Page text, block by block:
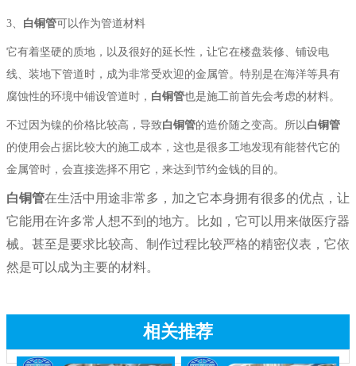
3、 白铜管可以作为管道材料
它有着坚硬的质地，以及很好的延长性，让它在楼盘装修、铺设电
线、装地下管道时，成为非常受欢迎的金属管。特别是在海洋等具有
腐蚀性的环境中铺设管道时， 白铜管也是施工前首先会考虑的材料。
不过因为镍的价格比较高，导致白铜管的造价随之变高。所以白铜管
的使用会占据比较大的施工成本，这也是很多工地发现有能替代它的
金属管时，会直接选择不用它，来达到节约金钱的目的。
白铜管在生活中用途非常多，加之它本身拥有很多的优点，让
它能用在许多常人想不到的地方。比如，它可以用来做医疗器
械。甚至是要求比较高、制作过程比较严格的精密仪表，它依
然是可以成为主要的材料。
相关推荐